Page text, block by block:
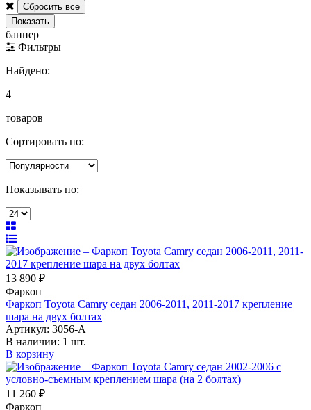
баннер
Фильтры
Найдено:
4
товаров
Сортировать по:
Показывать по:
13 890 ₽
Фаркоп
Фаркоп Toyota Camry седан 2006-2011, 2011-2017 крепление
шара на двух болтах
Артикул: 3056-A
В наличии: 1 шт.
В корзину
11 260 ₽
Фаркоп